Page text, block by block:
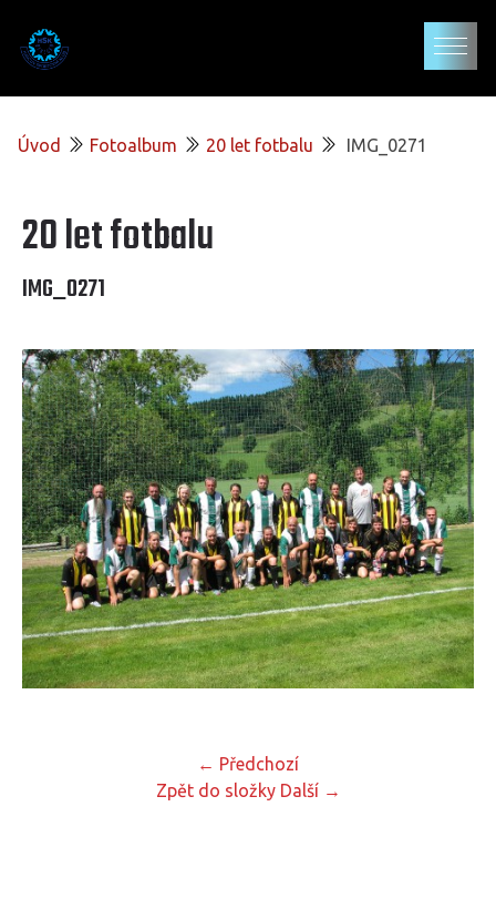
Úvod Fotoalbum 20 let fotbalu IMG_0271
20 let fotbalu
IMG_0271
← Předchozí
Zpět do složky Další →